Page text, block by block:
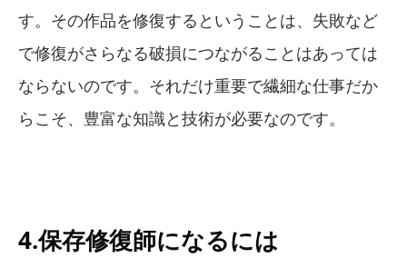
す。その作品を修復するということは、失敗など
で修復がさらなる破損につながることはあっては
ならないのです。それだけ重要で繊細な仕事だか
らこそ、豊富な知識と技術が必要なのです。
4.保存修復師になるには